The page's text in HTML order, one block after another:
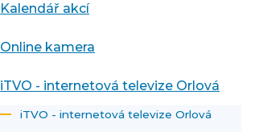
Kalendář akcí
Online kamera
iTVO - internetová televize Orlová
iTVO - internetová televize Orlová